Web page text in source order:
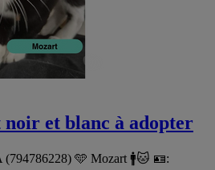
et blanc à adopter
🩵 Mozart 🚹🐱 🪪: